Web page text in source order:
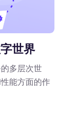
世界
多层次世
能方面的作